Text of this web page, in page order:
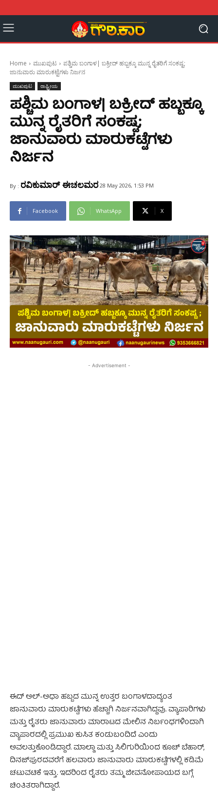
Home ಮುಖಪುಟ
ಪಶ್ಚಿಮ ಬಂಗಾಳ| ಬಕ್ರೀದ್‌ ಹಬ್ಬಕ್ಕೂ ಮುನ್ನ ರೈತರಿಗೆ ಸಂಕಷ್ಟ;
ಜಾನುವಾರು ಮಾರುಕಟ್ಟೆಗಳು ನಿರ್ಜನ
ಮುಖಪುಟ ರಾಷ್ಟ್ರೀಯ
ಪಶ್ಚಿಮ ಬಂಗಾಳ| ಬಕ್ರೀದ್‌ ಹಬ್ಬಕ್ಕೂ
ಮುನ್ನ ರೈತರಿಗೆ ಸಂಕಷ್ಟ;
ಜಾನುವಾರು ಮಾರುಕಟ್ಟೆಗಳು
ನಿರ್ಜನ
By : ರವಿಕುಮಾರ್ ಈಚಲಮರ 28 May 2026, 1:53 PM
Facebook WhatsApp X
- Advertisement -
ಈದ್ ಅಲ್-ಅಧಾ ಹಬ್ಬದ ಮುನ್ನ ಉತ್ತರ ಬಂಗಾಳದಾದ್ಯಂತ
ಜಾನುವಾರು ಮಾರುಕಟ್ಟೆಗಳು ಹೆಚ್ಚಾಗಿ ನಿರ್ಜನವಾಗಿದ್ದವು. ವ್ಯಾಪಾರಿಗಳು
ಮತ್ತು ರೈತರು ಜಾನುವಾರು ಮಾರಾಟದ ಮೇಲಿನ ನಿರ್ಬಂಧಗಳಿಂದಾಗಿ
ವ್ಯಾಪಾರದಲ್ಲಿ ಪ್ರಮುಖ ಕುಸಿತ ಕಂಡುಬಂದಿದೆ ಎಂದು
ಅವಲತ್ತುಕೊಂಡಿದ್ದಾರೆ. ಮಾಲ್ಡಾ ಮತ್ತು ಸಿಲಿಗುರಿಯಿಂದ ಕೂಚ್ ಬೆಹಾರ್,
ದಿನಜ್‌ಪುರದವರೆಗೆ ಹಲವಾರು ಜಾನುವಾರು ಮಾರುಕಟ್ಟೆಗಳಲ್ಲಿ ಕಡಿಮೆ
ಚಟುವಟಿಕೆ ಇತ್ತು. ಇದರಿಂದ ರೈತರು ತಮ್ಮ ಜೀವನೋಪಾಯದ ಬಗ್ಗೆ
ಚಿಂತಿತರಾಗಿದ್ದಾರೆ.